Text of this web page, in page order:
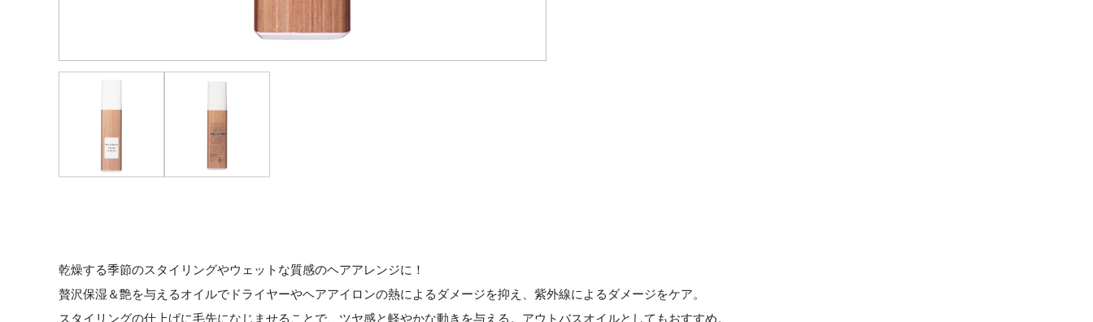
乾燥する季節のスタイリングやウェットな質感のヘアアレンジに！
贅沢保湿＆艶を与えるオイルでドライヤーやヘアアイロンの熱によるダメージを抑え、紫外線によるダメージをケア。
スタイリングの仕上げに毛先になじませることで、ツヤ感と軽やかな動きを与える。アウトバスオイルとしてもおすすめ。